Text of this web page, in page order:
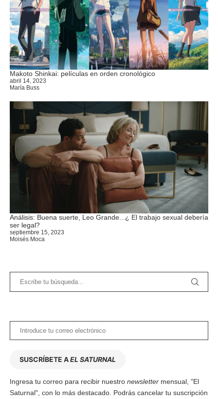
Makoto Shinkai: películas en orden cronológico
abril 14, 2023
María Buss
Análisis: Buena suerte, Leo Grande...¿ El trabajo sexual debería
ser legal?
septiembre 15, 2023
Moisés Moca
SUSCRÍBETE AEL SATURNAL
Ingresa tu correo para recibir nuestro newsletter mensual, "El
Saturnal", con lo más destacado. Podrás cancelar tu suscripción